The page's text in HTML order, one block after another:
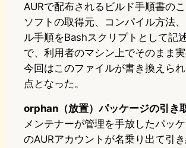
AURで配布されるビルド手順書のこ
ソフトの取得元、コンパイル方法
ル手順をBashスクリプトとして記
で、利用者のマシン上でそのまま実
今回はこのファイルが書き換えら
点となった。
orphan（放置）パッケージの引き
メンテナーが管理を手放したパッ
のAURアカウントが名乗り出て引